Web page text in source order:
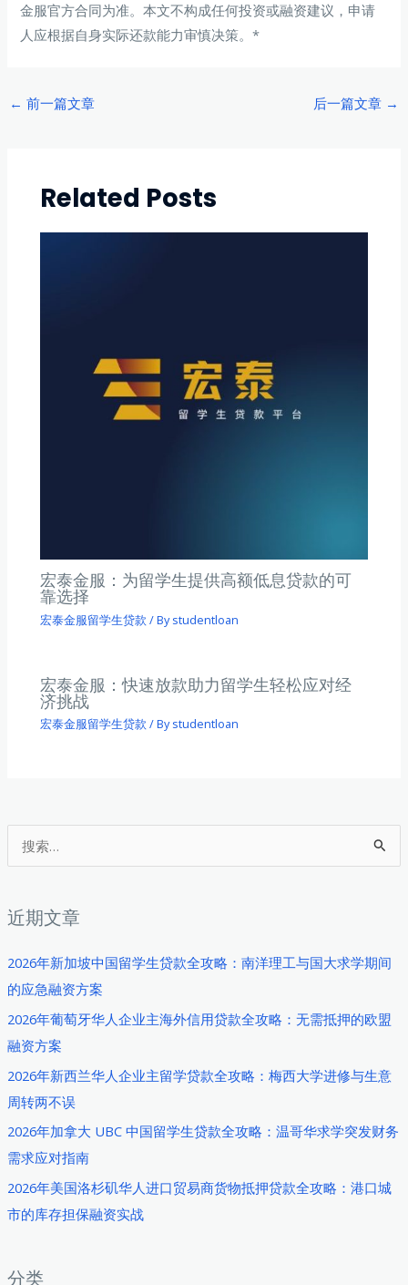
索
近期文章
2026年新加坡中国留学生贷款全攻略：南洋理工与国大求学期间
的应急融资方案
2026年葡萄牙华人企业主海外信用贷款全攻略：无需抵押的欧盟
融资方案
2026年新西兰华人企业主留学贷款全攻略：梅西大学进修与生意
周转两不误
2026年加拿大 UBC 中国留学生贷款全攻略：温哥华求学突发财务
需求应对指南
2026年美国洛杉矶华人进口贸易商货物抵押贷款全攻略：港口城
市的库存担保融资实战
分类
金服官方合同为准。本文不构成任何投资或融资建议，申请
人应根据自身实际还款能力审慎决策。*
Post
← 前一篇文章 后一篇文章 →
Related Posts
宏泰金服：为留学生提供高额低息贷款的可
靠选择
宏泰金服留学生贷款 / Bystudentloan
宏泰金服：快速放款助力留学生轻松应对经
济挑战
宏泰金服留学生贷款 / Bystudentloan